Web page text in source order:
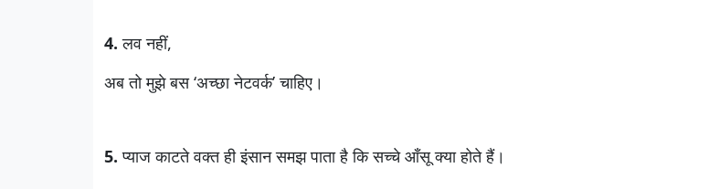
4.लव नहीं,
अब तो मुझे बस ‘अच्छा नेटवर्क’ चाहिए।
5.प्याज काटते वक्त ही इंसान समझ पाता है कि सच्चे आँसू क्या होते हैं।